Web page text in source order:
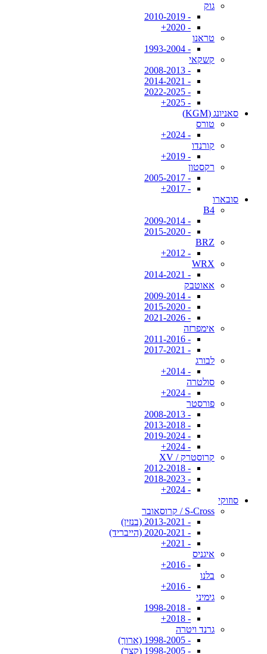
גוק
- 2010-2019
- 2020+
טראנו
- 1993-2004
קשקאי
- 2008-2013
- 2014-2021
- 2022-2025
- 2025+
סאניונג (KGM)
טורס
- 2024+
קורנדו
- 2019+
רקסטון
- 2005-2017
- 2017+
סובארו
B4
- 2009-2014
- 2015-2020
BRZ
- 2012+
WRX
- 2014-2021
אאוטבק
- 2009-2014
- 2015-2020
- 2021-2026
אימפרזה
- 2011-2016
- 2017-2021
לבורג
- 2014+
סולטרה
- 2024+
פורסטר
- 2008-2013
- 2013-2018
- 2019-2024
- 2024+
קרוסטרק / XV
- 2012-2018
- 2018-2023
- 2024+
סוזוקי
S-Cross / קרוסאובר
- 2013-2021 (בנזין)
- 2020-2021 (הייבריד)
- 2021+
איגניס
- 2016+
בלנו
- 2016+
גימיני
- 1998-2018
- 2018+
גרנד ויטרה
- 1998-2005 (ארוך)
- 1998-2005 (קצר)